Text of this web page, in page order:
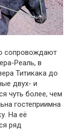
сопровождают
Реаль, в
Титикака до
двух- и
чуть более, чем
гостеприимна
На её
ряд